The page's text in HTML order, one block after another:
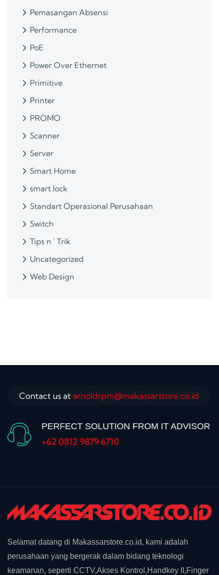
Pemasangan Absensi
Performance
PoE
Power Over Ethernet
Primitive
Printer
PROMO
Scanner
Server
Smart Home
smart lock
Standart Operasional Perusahaan
Switch
Tips n ' Trik
Uncategorized
Web Design
Contact us at arnoldrpm@makassarstore.co.id
PERFECT SOLUTION FROM IT ADVISOR
+62 0812 9879 6710
Selamat datang di Makassarstore.co.id, kami adalah
perusahaan yang bergerak dalam bidang teknologi
keamanan, seperti CCTV,Akses Kontrol,Handkey II,Finger